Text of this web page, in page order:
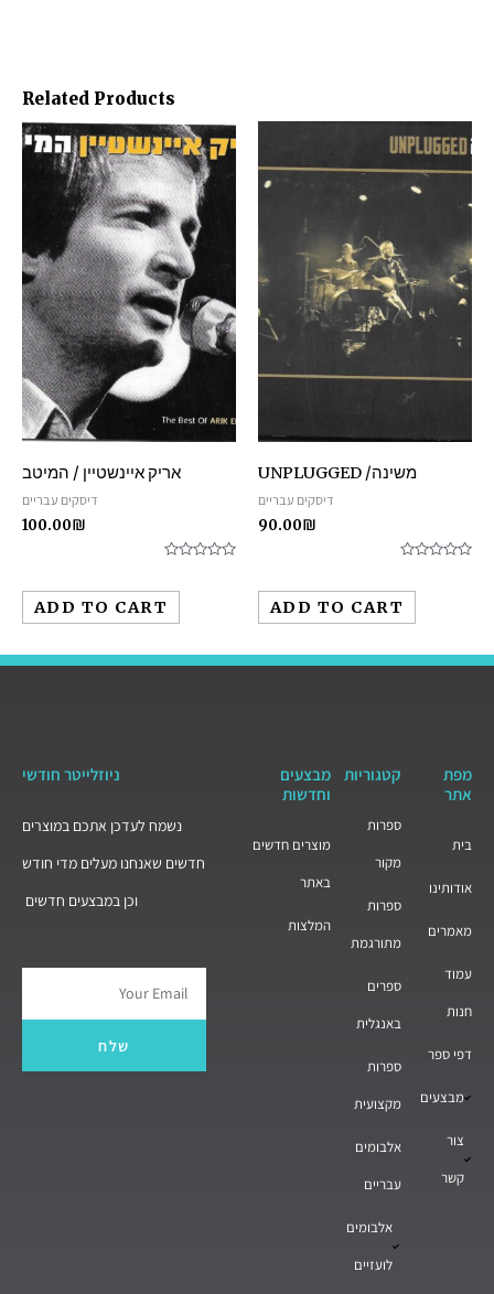
Related Products
משינה/ UNPLUGGED
דיסקים עבריים
90.00₪
ADD TO CART
אריק איינשטיין / המיטב
דיסקים עבריים
100.00₪
ADD TO CART
מפת
אתר
בית
אודותינו
מאמרים
עמוד
חנות
דפי ספר
מבצעים
צור
קשר
קטגוריות
ספרות
מקור
ספרות
מתורגמת
ספרים
באנגלית
ספרות
מקצועית
אלבומים
עבריים
אלבומים
לועזיים
מבצעים
וחדשות
מוצרים חדשים
באתר
המלצות
ניוזלייטר חודשי
נשמח לעדכן אתכם במוצרים
חדשים שאנחנו מעלים מדי חודש
וכן במבצעים חדשים
Email
שלח